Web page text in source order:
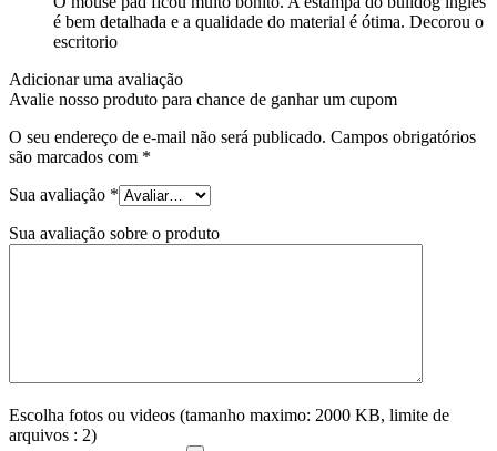
é bem detalhada e a qualidade do material é ótima. Decorou o
escritorio
Adicionar uma avaliação
Avalie nosso produto para chance de ganhar um cupom
O seu endereço de e-mail não será publicado. Campos obrigatórios
são marcados com *
Sua avaliação *
Sua avaliação sobre o produto
Escolha fotos ou videos (tamanho maximo: 2000 KB, limite de
arquivos : 2)